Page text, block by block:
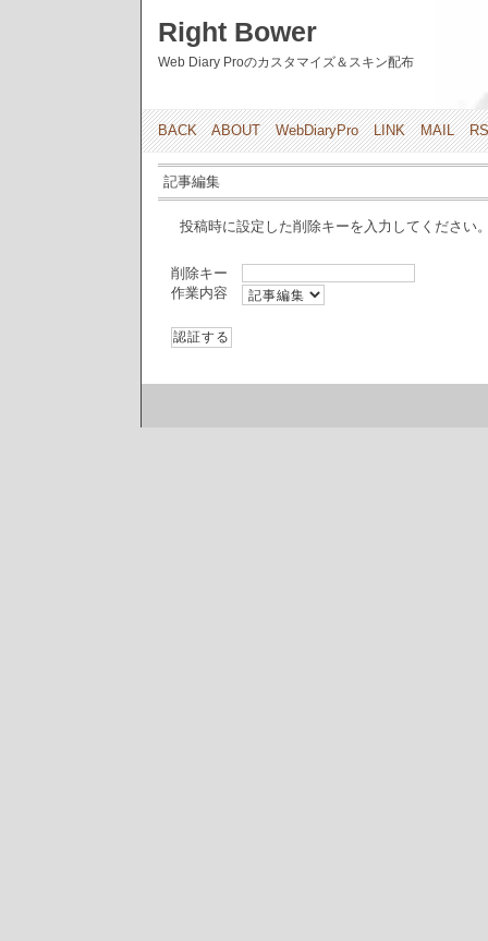
Right Bower
Web Diary Proのカスタマイズ＆スキン配布
BACK ABOUT WebDiaryPro LINK MAIL
記事編集
投稿時に設定した削除キーを入力してください
削除キー
作業内容